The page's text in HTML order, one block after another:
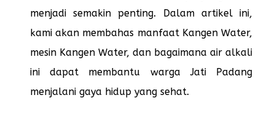
menjadi semakin penting. Dalam artikel ini,
kami akan membahas manfaat Kangen Water,
mesin Kangen Water, dan bagaimana air alkali
ini dapat membantu warga Jati Padang
menjalani gaya hidup yang sehat.